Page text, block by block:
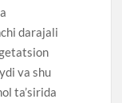
darajali
va shu
ta’sirida